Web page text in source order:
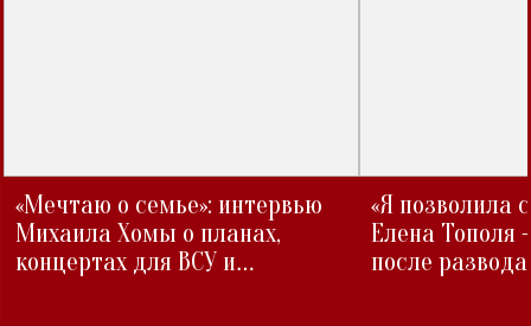
«Мечтаю о семье»: интервью
Михаила Хомы о планах,
концертах для ВСУ и
«Я позволила
Елена Тополя
после развода